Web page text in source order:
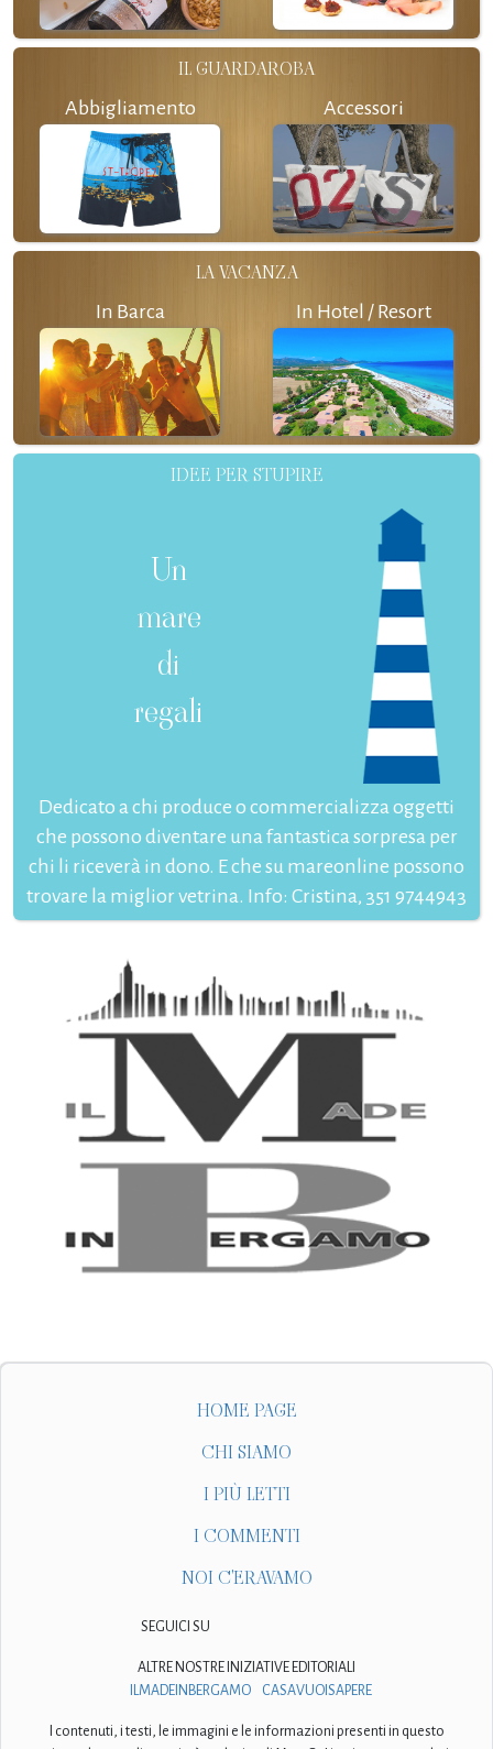
IL GUARDAROBA
Abbigliamento Accessori
LA VACANZA
In Barca In Hotel / Resort
IDEE PER STUPIRE
Un
mare
di
regali
Dedicato a chi produce o commercializza oggetti
che possono diventare una fantastica sorpresa per
chi li riceverà in dono. E che su mareonline possono
trovare la miglior vetrina. Info: Cristina, 351 9744943
HOME PAGE
CHI SIAMO
I PIÙ LETTI
I COMMENTI
NOI C'ERAVAMO
SEGUICI SU
ALTRE NOSTRE INIZIATIVE EDITORIALI
ILMADEINBERGAMO
CASAVUOISAPERE
I contenuti, i testi, le immagini e le informazioni presenti in questo